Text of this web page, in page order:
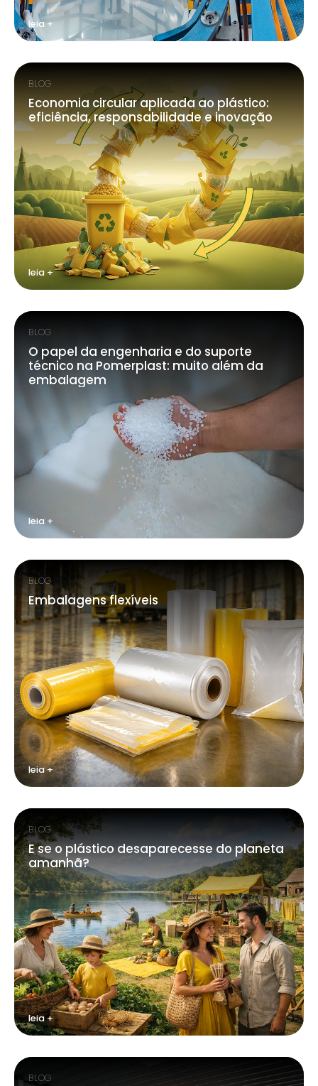
leia +
BLOG
Economia circular aplicada ao plástico:
eficiência, responsabilidade e inovação
leia +
BLOG
O papel da engenharia e do suporte
técnico na Pomerplast: muito além da
embalagem
leia +
BLOG
Embalagens flexíveis
leia +
BLOG
E se o plástico desaparecesse do planeta
amanhã?
leia +
BLOG